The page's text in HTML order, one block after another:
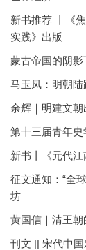
新书推荐 丨《
实践》出版
蒙古帝国的阴
马玉凤：明朝
余辉｜明建文
第十三届青年
新书丨《元代江
征文通知：“全
坊
黄国信｜清王
刊文 || 宋代中